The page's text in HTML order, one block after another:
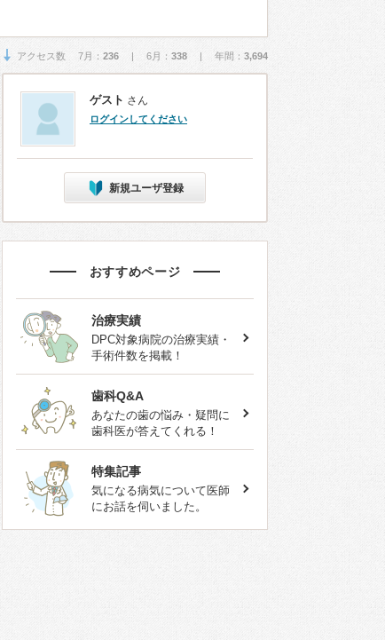
アクセス数 7月： 236 | 6月： 338 | 年間： 3,694
ゲスト さん
ログインしてください
新規ユーザ登録
おすすめページ
治療実績
DPC対象病院の治療実績・
手術件数を掲載！
歯科Q&A
あなたの歯の悩み・疑問に
歯科医が答えてくれる！
特集記事
気になる病気について医師
にお話を伺いました。